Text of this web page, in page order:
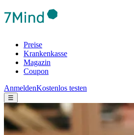
Preise
Krankenkasse
Magazin
Coupon
AnmeldenKostenlos testen
☰